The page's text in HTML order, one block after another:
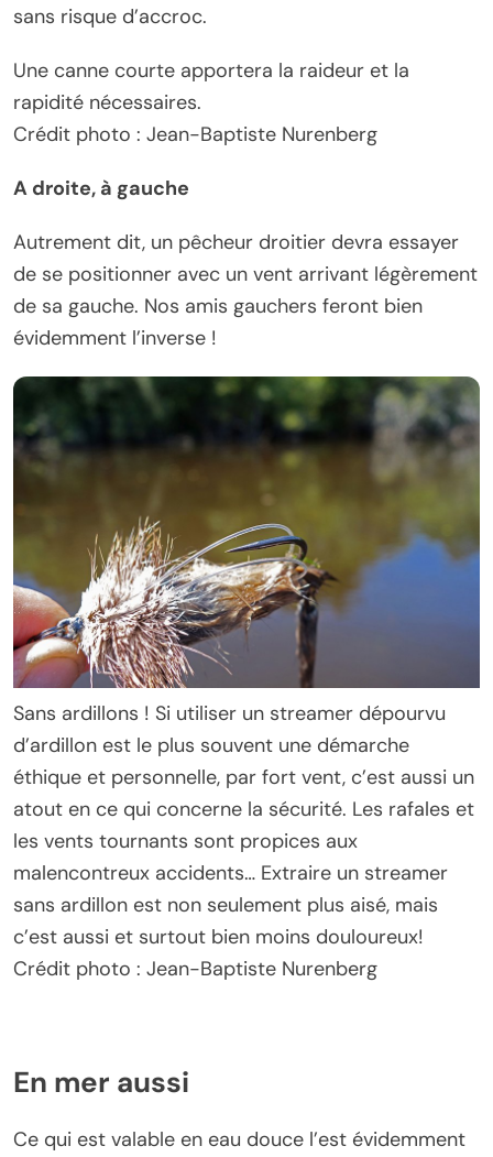
sans risque d’accroc.
Une canne courte apportera la raideur et la
rapidité nécessaires.
Crédit photo : Jean-Baptiste Nurenberg
A droite, à gauche
Autrement dit, un pêcheur droitier devra essayer
de se positionner avec un vent arrivant légèrement
de sa gauche. Nos amis gauchers feront bien
évidemment l’inverse !
Sans ardillons ! Si utiliser un streamer dépourvu
d’ardillon est le plus souvent une démarche
éthique et personnelle, par fort vent, c’est aussi un
atout en ce qui concerne la sécurité. Les rafales et
les vents tournants sont propices aux
malencontreux accidents… Extraire un streamer
sans ardillon est non seulement plus aisé, mais
c’est aussi et surtout bien moins douloureux!
Crédit photo : Jean-Baptiste Nurenberg
En mer aussi
Ce qui est valable en eau douce l’est évidemment